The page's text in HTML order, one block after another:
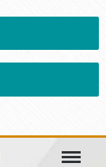
Меню